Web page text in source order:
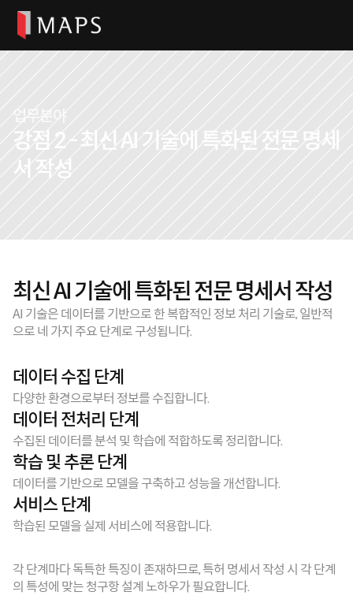
오시는 길
Select Language
한국어
업무분야
강점 2 - 최신 AI 기술에 특화된 전문 명세
서 작성
최신 AI 기술에 특화된 전문 명세서 작성
AI 기술은 데이터를 기반으로 한 복합적인 정보 처리 기술로, 일반적
으로 네 가지 주요 단계로 구성됩니다.
데이터 수집 단계
다양한 환경으로부터 정보를 수집합니다.
데이터 전처리 단계
수집된 데이터를 분석 및 학습에 적합하도록 정리합니다.
학습 및 추론 단계
데이터를 기반으로 모델을 구축하고 성능을 개선합니다.
서비스 단계
학습된 모델을 실제 서비스에 적용합니다.
각 단계마다 독특한 특징이 존재하므로, 특허 명세서 작성 시 각 단계
의 특성에 맞는 청구항 설계 노하우가 필요합니다.